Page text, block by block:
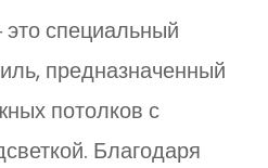
специальный
предназначенный
потолков с
Благодаря